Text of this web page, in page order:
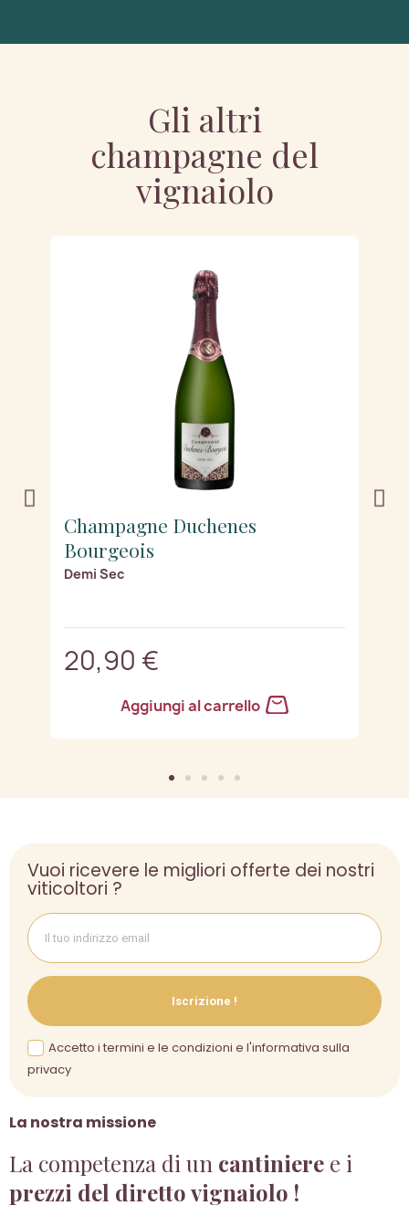
Gli altri
champagne del
vignaiolo
Champagne Duchenes
Bourgeois
Demi Sec
20,90 €
Aggiungi al carrello
La nostra missione
La competenza di un cantiniere e i
prezzi del diretto vignaiolo !
Vuoi ricevere le migliori offerte dei nostri
viticoltori ?
Iscrizione !
Accetto i termini e le condizioni e l'informativa sulla
privacy